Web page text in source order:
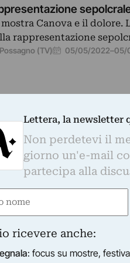
mostra Canova e il
rappresentazione
Possagno (TV) 05/05/2022–05/
mostra a Milano
ma ricercando le
Lettera, la newsletter
Non perdetevi il
giorno un'e-mail
partecipa alla
ricevere anche:
: focus su mostre,